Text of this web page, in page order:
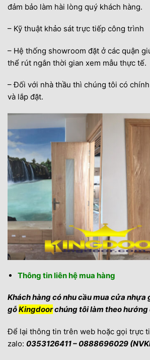
đảm bảo làm hài lòng quý khách hàng.
– Kỹ thuật khảo sát trực tiếp công trình
– Hệ thống showroom đặt ở các quận
thể rút ngắn thời gian xem mẫu thực tế.
– Đối với nhà thầu thì chúng tôi có
và lắp đặt.
Thông tin liên hệ mua hàng
Khách hàng có nhu cầu mua cửa nhựa
gỗKingdoorchúng tôi làm theo
Để lại thông tin trên web hoặc gọi trực
zalo: 0353126411 – 0888696029